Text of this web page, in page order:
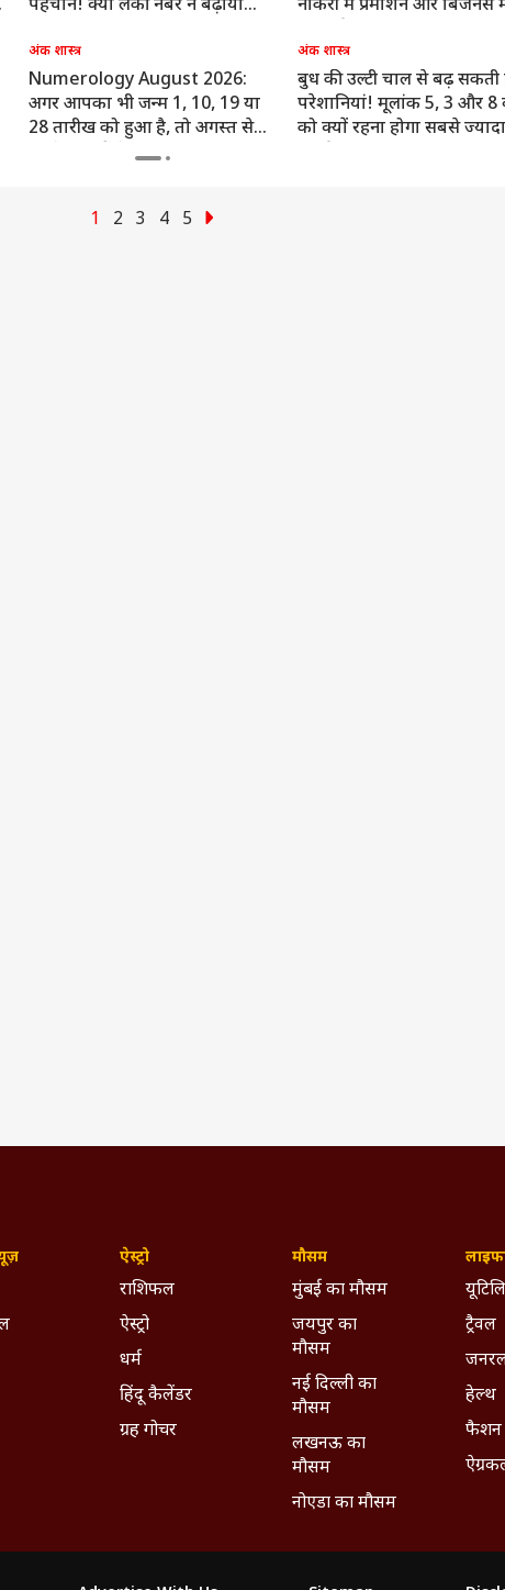
पहचान! क्या लकी नंबर ने बढ़ाया
नौकरी में प्रमोशन और बिजनेस
अंक शास्त्र
Numerology August 2026:
अगर आपका भी जन्म 1, 10, 19 या
28 तारीख को हुआ है, तो अगस्त से
पहले जान लें ये बड़ी बात
अंक शास्त्र
बुध की उल्टी चाल से बढ़ सकती
परेशानियां! मूलांक 5, 3 और 8
को क्यों रहना होगा सबसे ज्यादा
1 2 3 4 5
आंतरिक मामला'
बयान, 'कट्टर लालूवादियों
यूसुफ पठान पर तस्वीर साफ
मैन' 8वें दिन 400
के हुई पार, 'बॉर्डर 2'
इंडिया
लोकसभा में कांग्रेस का
शक्ति प्रदर्शन? MPs को
इंडिया
शेख हसीना के मीडिया इवेंट
ऐस्ट्रो
राशिफल
ऐस्ट्रो
धर्म
हिंदू कैलेंडर
ग्रह गोचर
मौसम
मुंबई का मौसम
जयपुर का
मौसम
नई दिल्ली का
मौसम
लखनऊ का
मौसम
नोएडा का मौसम
ट्रैवल
हेल्थ
फैशन